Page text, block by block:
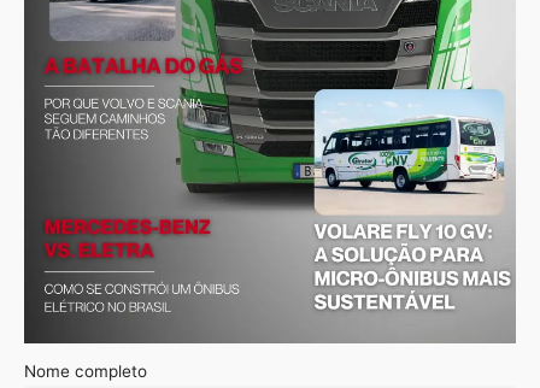
Nome completo